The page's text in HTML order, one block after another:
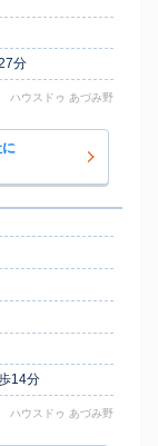
分
ハウスドゥ あづみ野
14分
ハウスドゥ あづみ野